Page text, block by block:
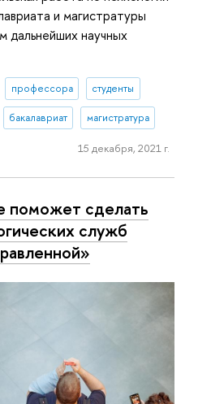
и магистратуры
дальнейших научных
профессора студенты
бакалавриат магистратура
15 декабря, 2021 г.
поможет сделать
служб